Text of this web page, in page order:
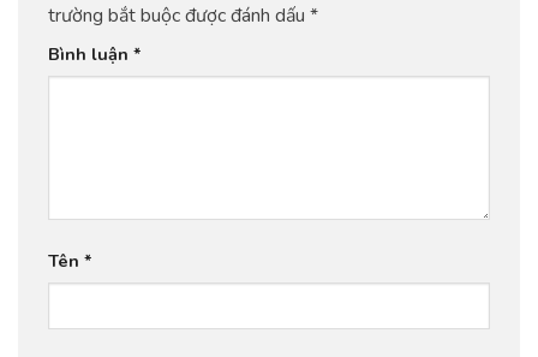
trường bắt buộc được đánh dấu *
Bình luận *
Tên *